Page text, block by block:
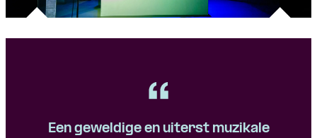
Een geweldige en uiterst muzikale